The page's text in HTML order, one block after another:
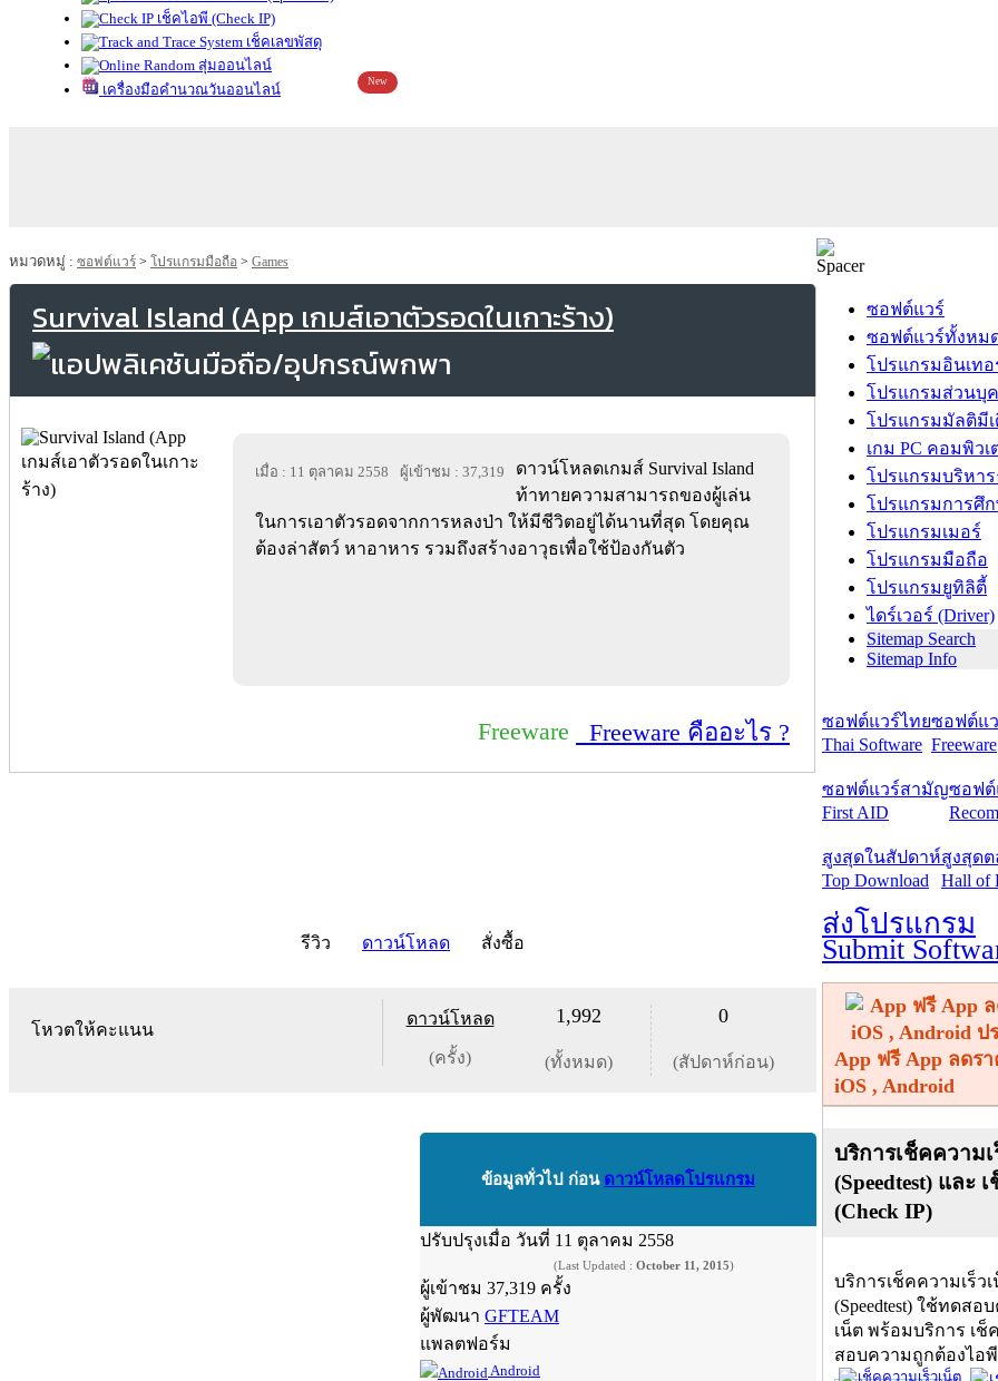
เช็คไอพี (Check IP)
เช็คเลขพัสดุ
สุ่มออนไลน์
เครื่องมือคำนวณวันออนไลน์
New
หมวดหมู่ : ซอฟต์แวร์ > โปรแกรมมือถือ > Games
Survival Island (App เกมส์เอาตัวรอดในเกาะร้าง)
เมื่อ : 11 ตุลาคม 2558 ผู้เข้าชม : 37,319
ดาวน์โหลดเกมส์ Survival Island
ท้าทายความสามารถของผู้เล่น
ในการเอาตัวรอดจากการหลงป่า ให้มีชีวิตอยู่ได้นานที่สุด โดยคุณ
ต้องล่าสัตว์ หาอาหาร รวมถึงสร้างอาวุธเพื่อใช้ป้องกันตัว
Freeware Freeware คืออะไร ?
รีวิว ดาวน์โหลด สั่งซื้อ
โหวตให้คะแนน
ดาวน์โหลด
(ครั้ง)
1,992
(ทั้งหมด)
0
(สัปดาห์ก่อน)
ข้อมูลทั่วไป ก่อน ดาวน์โหลดโปรแกรม
ปรับปรุงเมื่อ วันที่ 11 ตุลาคม 2558
(Last Updated : October 11, 2015)
ผู้เข้าชม 37,319 ครั้ง
ผู้พัฒนา GFTEAM
แพลตฟอร์ม
Android
ซอฟต์แวร์
ซอฟต์แวร์ทั้งหม
โปรแกรมอินเทอ
โปรแกรมส่วนบุ
โปรแกรมมัลติมีเ
เกม PC คอมพิวเ
โปรแกรมบริหา
โปรแกรมการศึ
โปรแกรมเมอร์
โปรแกรมมือถือ
โปรแกรมยูทิลิตี้
ไดร์เวอร์ (Driver)
Sitemap Search
Sitemap Info
ซอฟต์แวร์ไทย
Thai Software
ซอฟต์แ
Freeware
ซอฟต์แวร์สามัญ
First AID
ซอฟต์
สูงสุดในสัปดาห์
Top Download
สูงสุด
Hall of
ส่งโปรแกรม
Submit
App ฟรี App ลดร
iOS , Android
บริการเช็คความเ
(Speedtest) และ
(Check IP)
บริการเช็คความเร็ว
(Speedtest) ใช้ทดสอ
เน็ต พร้อมบริการ เช็
สอบความถูกต้องไอ